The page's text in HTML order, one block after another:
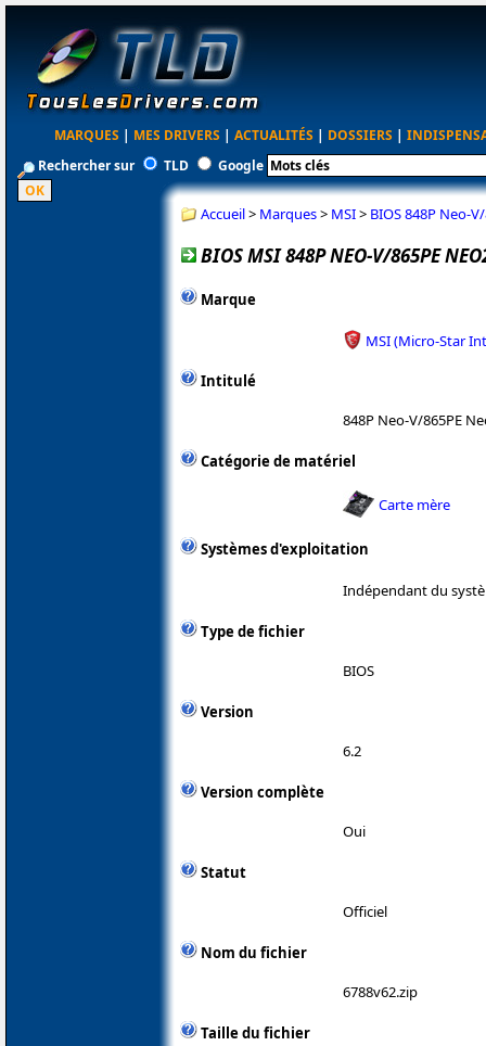
MARQUES | MES DRIVERS | ACTUALITÉS | DOSSIERS |
Rechercher sur
TLD Google
Accueil> Marques> MSI> BIOS 848P Neo-
BIOS MSI 848P NEO-V/865PE
Marque
MSI (Micro-Star
Intitulé
848P Neo-V/865PE
Catégorie de matériel
Carte mère
Systèmes d'exploitation
Indépendant du
Type de fichier
BIOS
Version
6.2
Version complète
Oui
Statut
Officiel
Nom du fichier
6788v62.zip
Taille du fichier